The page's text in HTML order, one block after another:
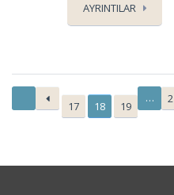
AYRINTILAR
17 18 19
…